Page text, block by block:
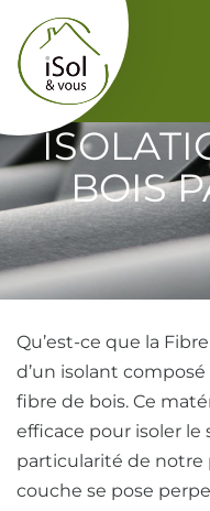
Aller au contenu
BOIS
Qu’est-ce que la
d’un isolant
fibre de bois. Ce
efficace pour isoler le
particularité de
couche se pose